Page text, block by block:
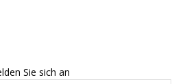
Sie sich an